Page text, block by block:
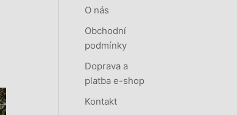
O nás
Obchodní
podmínky
Doprava a
platba e-shop
Kontakt